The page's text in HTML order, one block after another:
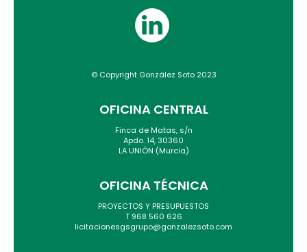
© Copyright González Soto 2023
OFICINA CENTRAL
Finca de Matas, s/n
Apdo. 14, 30360
LA UNIÓN (Murcia)
OFICINA TÉCNICA
PROYECTOS Y PRESUPUESTOS
T 968 560 626
licitacionesgsgrupo@gonzalezsoto.com